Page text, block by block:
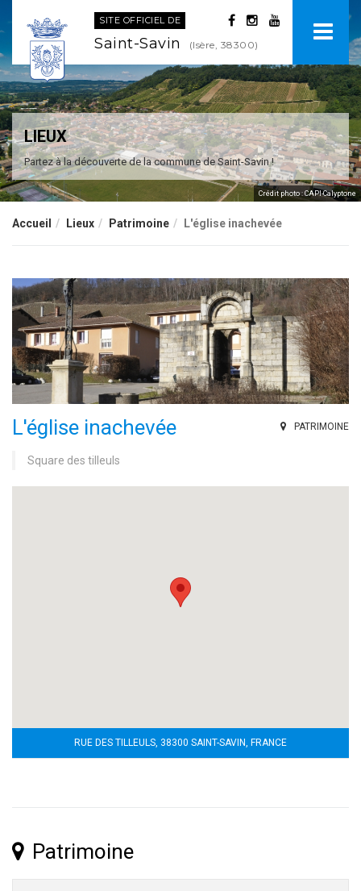
SITE OFFICIEL DE
Saint-Savin (Isère, 38300)
LIEUX
Partez à la découverte de la commune de Saint-Savin !
Crédit photo : CAPI-Calyptone
Accueil Lieux Patrimoine L'église inachevée
L'église inachevée PATRIMOINE
Square des tilleuls
RUE DES TILLEULS, 38300 SAINT-SAVIN, FRANCE
Patrimoine